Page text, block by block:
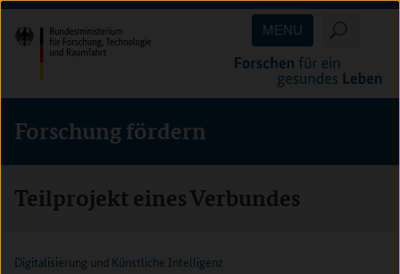
Direkt
zum
Inhalt
(Eingabetaste)
Direkt
zum
Hauptmenu
(Eingabetaste)
Direkt
zur
Suche
(Eingabetaste)
MENU
Forschung fördern
Teilprojekt eines Verbundes
Digitalisierung und Künstliche Intelligenz